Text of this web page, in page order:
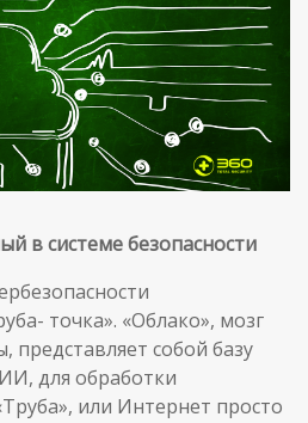
в системе безопасности
точка». «Облако», мозг
представляет собой базу
для обработки
или Интернет просто